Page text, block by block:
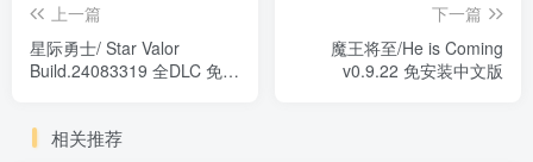
上一篇
星际勇士/ Star Valor
Build.24083319 全DLC 免安
下一篇
魔王将至/He is Coming
v0.9.22 免安装中文版
相关推荐